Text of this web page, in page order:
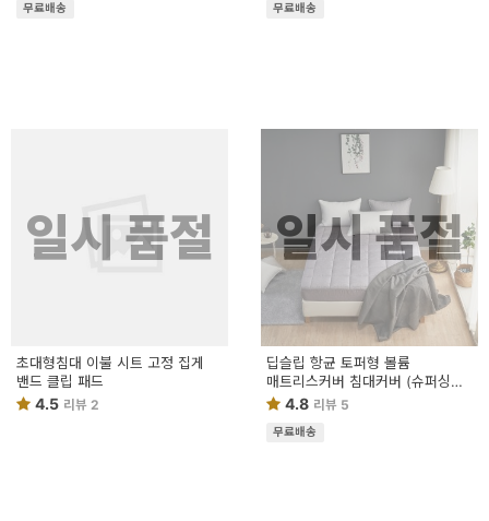
무료배송 무료배송
일시 품절
초대형침대 이불 시트 고정 집게
밴드 클립 패드
4.5 리뷰 2
일시 품절
딥슬립 항균 토퍼형 볼륨
매트리스커버 침대커버 (슈퍼싱글/
퀸) SS/Q
4.8 리뷰 5
무료배송